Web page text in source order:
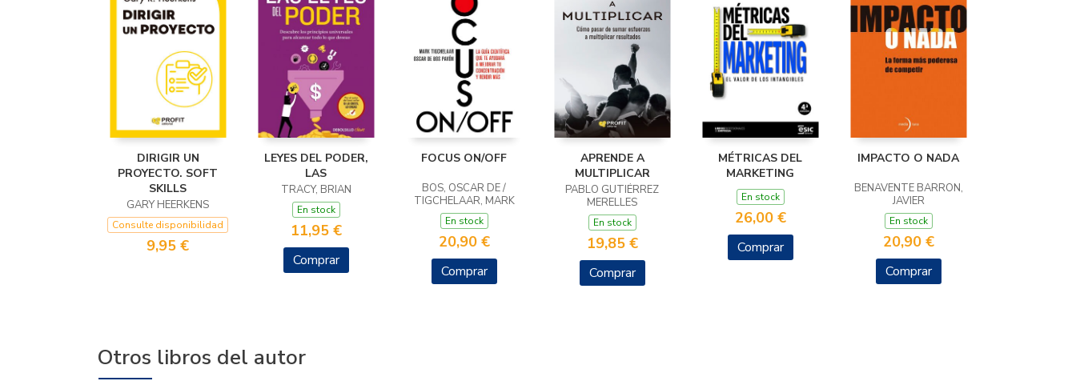
DIRIGIR UN
PROYECTO. SOFT
SKILLS
GARY HEERKENS
Consulte disponibilidad
9,95 €
LEYES DEL PODER,
LAS
TRACY, BRIAN
En stock
11,95 €
Comprar
FOCUS ON/OFF
BOS, OSCAR DE /
TIGCHELAAR, MARK
En stock
20,90 €
Comprar
APRENDE A
MULTIPLICAR
PABLO GUTIÉRREZ
MERELLES
En stock
19,85 €
Comprar
MÉTRICAS DEL
MARKETING
En stock
26,00 €
Comprar
IMPACTO O NADA
BENAVENTE BARRON,
JAVIER
En stock
20,90 €
Comprar
Otros libros del autor